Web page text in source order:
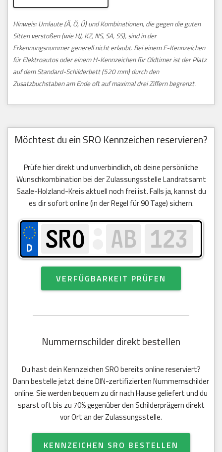
Hinweis: Umlaute (Ä, Ö, Ü) und Kombinationen, die gegen die guten
Sitten verstoßen (wie HJ, KZ, NS, SA, SS), sind in der
Erkennungsnummer generell nicht erlaubt. Bei einem E-Kennzeichen
für Elektroautos oder einem H-Kennzeichen für Oldtimer ist der Platz
auf dem Standard-Schilderbett (520 mm) durch den
Zusatzbuchstaben am Ende oft auf maximal drei Ziffern begrenzt.
Möchtest du ein SRO Kennzeichen reservieren?
Prüfe hier direkt und unverbindlich, ob deine persönliche
Wunschkombination bei der Zulassungsstelle Landratsamt
Saale-Holzland-Kreis aktuell noch frei ist. Falls ja, kannst du
es dir sofort online (in der Regel für 90 Tage) sichern.
VERFÜGBARKEIT PRÜFEN
Nummernschilder direkt bestellen
Du hast dein Kennzeichen SRO bereits online reserviert?
Dann bestelle jetzt deine DIN-zertifizierten Nummernschilder
online. Sie werden bequem zu dir nach Hause geliefert und du
sparst oft bis zu 70% gegenüber den Schilderprägern direkt
vor Ort an der Zulassungsstelle.
KENNZEICHEN SRO BESTELLEN